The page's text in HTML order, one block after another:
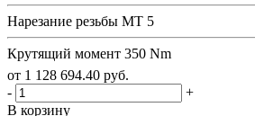
Нарезание резьбы MT 5
Крутящий момент 350 Nm
от 1 128 694.40 руб.
-
+
В корзину